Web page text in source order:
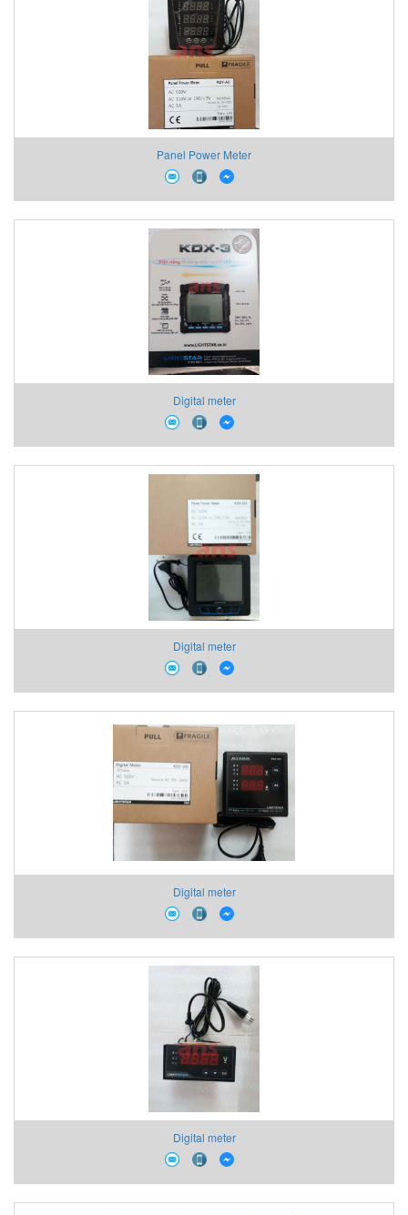
Panel Power Meter
Digital meter
Digital meter
Digital meter
Digital meter